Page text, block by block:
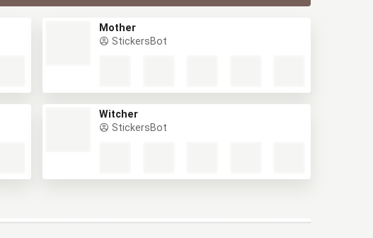
Mother
StickersBot
Witcher
StickersBot